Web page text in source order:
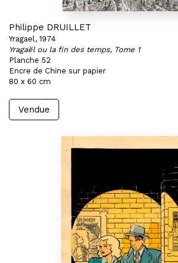
Philippe DRUILLET
Yragael, 1974
Yragaël ou la fin des temps, Tome 1
Planche 52
Encre de Chine sur papier
80 x 60 cm
Vendue